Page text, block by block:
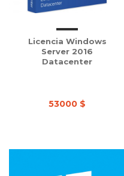
Licencia Windows
Server 2016
Datacenter
53000 $